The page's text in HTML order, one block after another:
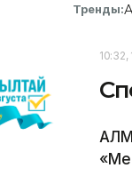
Тренды: